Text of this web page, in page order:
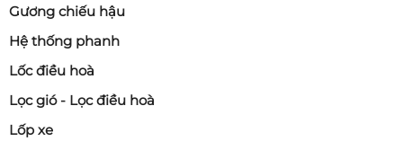
Gương chiếu hậu
Hệ thống phanh
Lốc điều hoà
Lọc gió - Lọc điều hoà
Lốp xe